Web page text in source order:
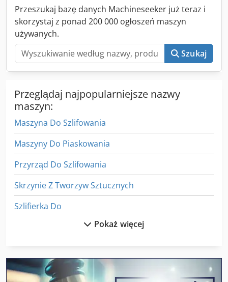
Przeszukaj bazę danych Machineseeker już teraz i
skorzystaj z ponad 200 000 ogłoszeń maszyn
używanych.
Szukaj
Przeglądaj najpopularniejsze nazwy
maszyn:
Maszyna Do Szlifowania
Maszyny Do Piaskowania
Przyrząd Do Szlifowania
Skrzynie Z Tworzyw Sztucznych
Szlifierka Do
Szlifierka Do Drewna
Szlifierka Do Kantów
Pokaż więcej